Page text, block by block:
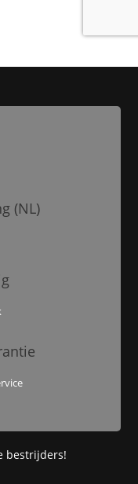
(NL)
bestrijders!